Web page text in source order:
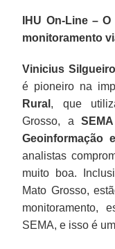
IHU On-Line –
monitoramento
Vinicius
é pioneiro na
Rural , que
Grosso, a SEMA
Geoinformação
analistas
muito boa.
Mato Grosso,
monitoramento,
SEMA, e isso é